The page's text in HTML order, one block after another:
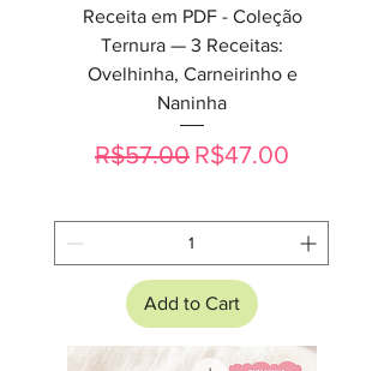
Receita em PDF - Coleção
Ternura — 3 Receitas:
Ovelhinha, Carneirinho e
Naninha
Regular Price
R$57.00 Sale Price
R$47.00
Add to Cart